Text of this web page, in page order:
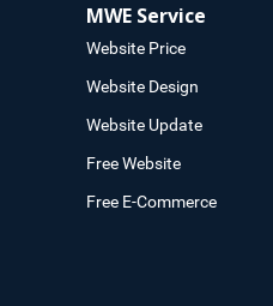
MWE Service
Website Price
Website Design
Website Update
Free Website
Free E-Commerce